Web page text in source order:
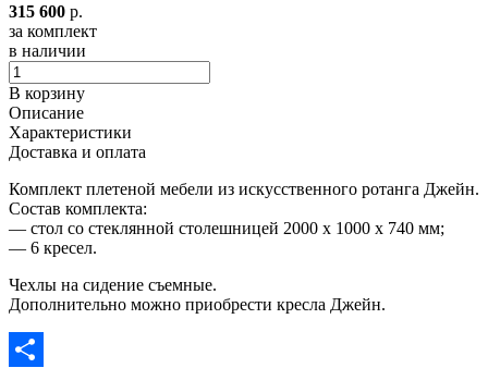
315 600 р.
за комплект
в наличии
В корзину
Описание
Характеристики
Доставка и оплата
Комплект плетеной мебели из искусственного ротанга Джейн.
Состав комплекта:
— стол со стеклянной столешницей 2000 х 1000 х 740 мм;
— 6 кресел.
Чехлы на сидение съемные.
Дополнительно можно приобрести кресла Джейн.